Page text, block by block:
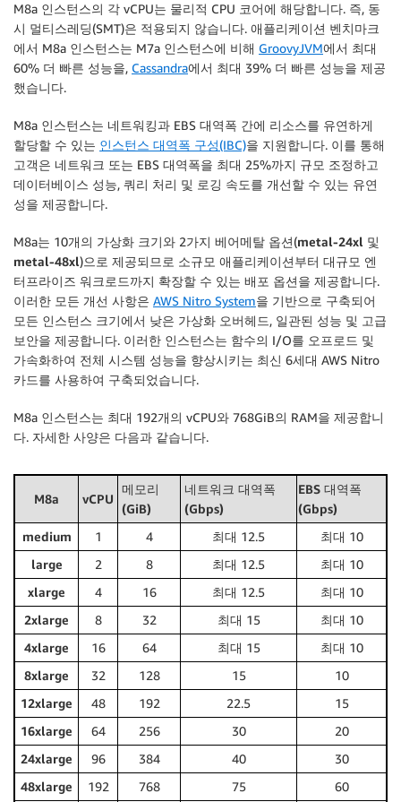
M8a 인스턴스의 각 vCPU는 물리적 CPU 코어에 해당합니다. 즉, 동
시 멀티스레딩(SMT)은 적용되지 않습니다. 애플리케이션 벤치마크
에서 M8a 인스턴스는 M7a 인스턴스에 비해 GroovyJVM에서 최대
60% 더 빠른 성능을, Cassandra에서 최대 39% 더 빠른 성능을 제공
했습니다.
M8a 인스턴스는 네트워킹과 EBS 대역폭 간에 리소스를 유연하게
할당할 수 있는 인스턴스 대역폭 구성(IBC)을 지원합니다. 이를 통해
고객은 네트워크 또는 EBS 대역폭을 최대 25%까지 규모 조정하고
데이터베이스 성능, 쿼리 처리 및 로깅 속도를 개선할 수 있는 유연
성을 제공합니다.
M8a는 10개의 가상화 크기와 2가지 베어메탈 옵션(metal-24xl 및
metal-48xl)으로 제공되므로 소규모 애플리케이션부터 대규모 엔
터프라이즈 워크로드까지 확장할 수 있는 배포 옵션을 제공합니다.
이러한 모든 개선 사항은 AWS Nitro System을 기반으로 구축되어
모든 인스턴스 크기에서 낮은 가상화 오버헤드, 일관된 성능 및 고급
보안을 제공합니다. 이러한 인스턴스는 함수의 I/O를 오프로드 및
가속화하여 전체 시스템 성능을 향상시키는 최신 6세대 AWS Nitro
카드를 사용하여 구축되었습니다.
M8a 인스턴스는 최대 192개의 vCPU와 768GiB의 RAM을 제공합니
다. 자세한 사양은 다음과 같습니다.
M8a vCPU
메모리
(GiB)
네트워크 대역폭
(Gbps)
EBS 대역폭
(Gbps)
medium
1 4 최대 12.5
최대 10
large
2 8 최대 12.5
최대 10
xlarge
4 16 최대 12.5
최대 10
2xlarge
8 32 최대 15
최대 10
4xlarge
16 64 최대 15
최대 10
8xlarge
32 128 15
10
12xlarge
48 192 22.5
15
16xlarge
64 256 30
20
24xlarge
96 384 40
30
48xlarge
192 768 75 60